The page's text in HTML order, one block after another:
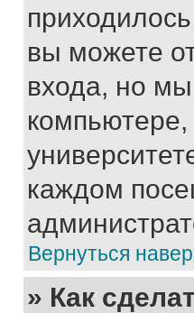
вы можете
входа, но
каждом
Вернуться
» Как